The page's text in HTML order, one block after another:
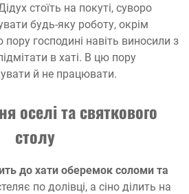
стоїть на покуті, суворо
будь-яку роботу, окрім
господині навіть виносили з
в хаті. В цю пору
й не працювати.
оселі та святкового
столу
до хати оберемок соломи та
по долівці, а сіно ділить на